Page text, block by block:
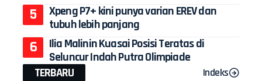
Xpeng P7+ kini punya varian EREV dan
tubuh lebih panjang
Ilia Malinin Kuasai Posisi Teratas di
Seluncur Indah Putra Olimpiade
TERBARU
Indeks